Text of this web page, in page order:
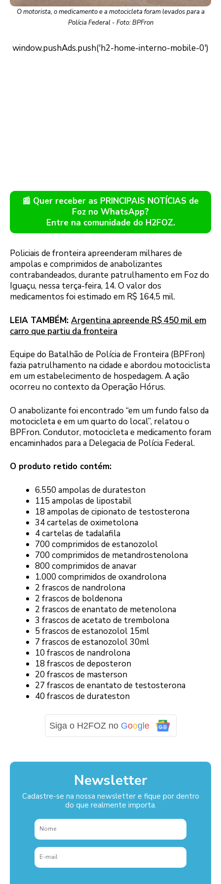
O motorista, o medicamento e a motocicleta foram levados para a
Polícia Federal - Foto: BPFron
📰 Quer receber as PRINCIPAIS NOTÍCIAS de
Foz no WhatsApp?
Entre na comunidade do H2FOZ.
Policiais de fronteira apreenderam milhares de
ampolas e comprimidos de anabolizantes
contrabandeados, durante patrulhamento em Foz do
Iguaçu, nessa terça-feira, 14. O valor dos
medicamentos foi estimado em R$ 164,5 mil.
LEIA TAMBÉM: Argentina apreende R$ 450 mil em
carro que partiu da fronteira
Equipe do Batalhão de Polícia de Fronteira (BPFron)
fazia patrulhamento na cidade e abordou motociclista
em um estabelecimento de hospedagem. A ação
ocorreu no contexto da Operação Hórus.
O anabolizante foi encontrado “em um fundo falso da
motocicleta e em um quarto do local”, relatou o
BPFron. Condutor, motocicleta e medicamento foram
encaminhados para a Delegacia de Polícia Federal.
O produto retido contém:
6.550 ampolas de durateston
115 ampolas de lipostabil
18 ampolas de cipionato de testosterona
34 cartelas de oximetolona
4 cartelas de tadalafila
700 comprimidos de estanozolol
700 comprimidos de metandrostenolona
800 comprimidos de anavar
1.000 comprimidos de oxandrolona
2 frascos de nandrolona
2 frascos de boldenona
2 frascos de enantato de metenolona
3 frascos de acetato de trembolona
5 frascos de estanozolol 15ml
7 frascos de estanozolol 30ml
10 frascos de nandrolona
18 frascos de deposteron
20 frascos de masterson
27 frascos de enantato de testosterona
40 frascos de durateston
Siga o H2FOZ no Goog e
Newsletter
Cadastre-se na nossa newsletter e fique por dentro
do que realmente importa.